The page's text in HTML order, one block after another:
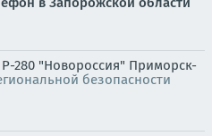
280 "Новороссия" Приморск-
безопасности